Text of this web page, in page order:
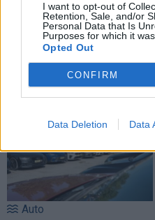
I want to opt-out of
Retention, Sale, and/or
Personal Data that Is
Purposes for which it
Opted Out
CONFIRM
Data Deletion Data
Auto
Primena, ką būtina žinoti
važiuojant
remontuojamais kelių
ruožais
Auto